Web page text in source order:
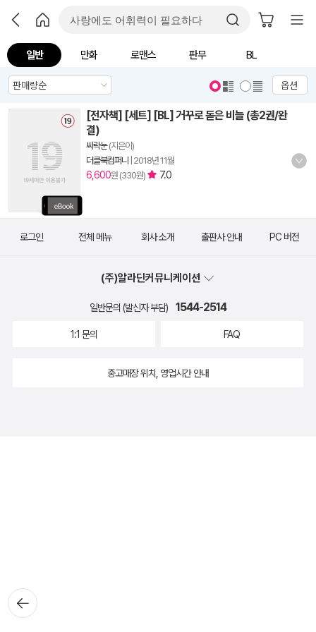
일반 만화 로맨스 판무 BL
옵션
[전자책] [세트] [BL] 거꾸로 돋은 비늘 (총2권/완
결)
싸락눈(지은이)
더클북컴퍼니
2018년 11월
6,600원 (330원) 7.0
뒤로가
기
로그인 전체 메뉴 회사 소개 출판사 안내 PC 버전
(주)알라딘커뮤니케이션
일반문의 (발신자 부담) 1544-2514
1:1 문의 FAQ
중고매장 위치, 영업시간 안내